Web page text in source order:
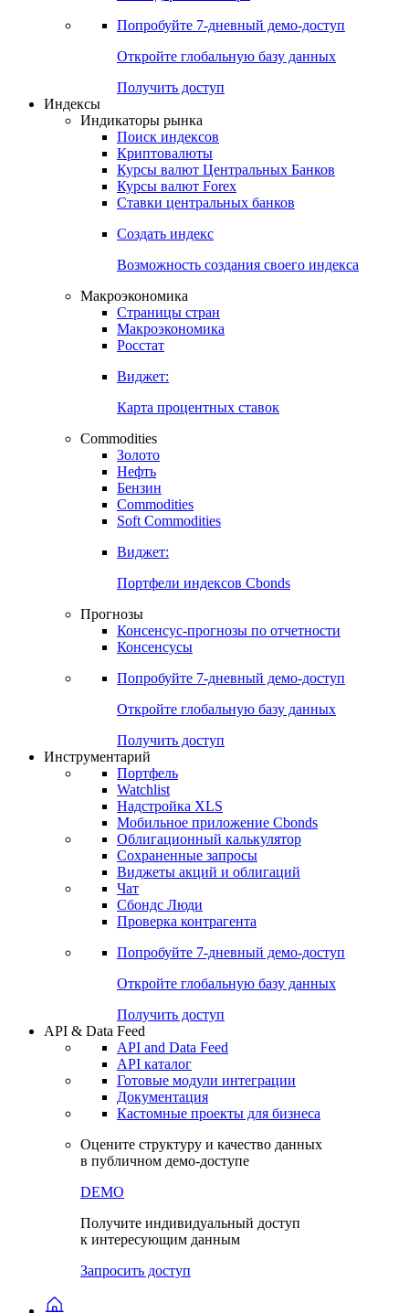
Денежный рынок
Календарь инвестора
Попробуйте7-дневный
Откройте глобальную базу данных
Получить доступ
Индикаторы рынка
Поиск индексов
Курсы валют Центральных Банков
Ставки центральных банков
Создать индекс
Возможность создания своего индекса
Страницы стран
Росстат
Виджет:
Карта процентных ставок
Commodities
Золото
Бензин
Soft Commodities
Виджет:
Портфели индексов Cbonds
Прогнозы
Консенсусы
Попробуйте7-дневный
Откройте глобальную базу данных
Получить доступ
Инструментарий
Портфель
Watchlist
Надстройка XLS
Мобильное приложение Cbonds
Облигационный калькулятор
Сохраненные запросы
Чат
Проверка контрагента
Попробуйте7-дневный
Откройте глобальную базу данных
Получить доступ
API & Data Feed
API and Data Feed
Готовые модули интеграции
Документация
в публичном демо-доступе